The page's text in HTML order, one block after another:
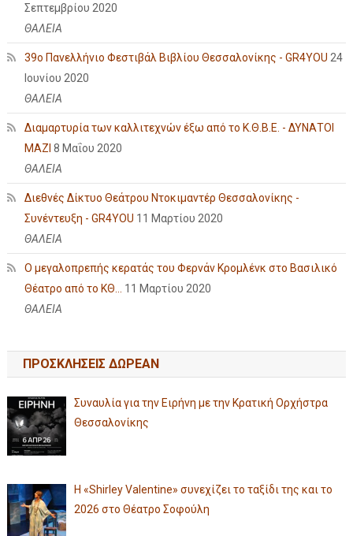
Σεπτεμβρίου 2020
ΘΑΛΕΙΑ
39ο Πανελλήνιο Φεστιβάλ Βιβλίου Θεσσαλονίκης - GR4YOU 24
Ιουνίου 2020
ΘΑΛΕΙΑ
Διαμαρτυρία των καλλιτεχνών έξω από το Κ.Θ.Β.Ε. - ΔΥΝΑΤΟΙ
ΜΑΖΙ 8 Μαΐου 2020
ΘΑΛΕΙΑ
Διεθνές Δίκτυο Θεάτρου Ντοκιμαντέρ Θεσσαλονίκης -
Συνέντευξη - GR4YOU 11 Μαρτίου 2020
ΘΑΛΕΙΑ
Ο μεγαλοπρεπής κερατάς του Φερνάν Κρομλένκ στο Βασιλικό
Θέατρο από το ΚΘ...
11 Μαρτίου 2020
ΘΑΛΕΙΑ
ΠΡΟΣΚΛΗΣΕΙΣ ΔΩΡΕΑΝ
Συναυλία για την Ειρήνη με την Κρατική Ορχήστρα
Θεσσαλονίκης
Η «Shirley Valentine» συνεχίζει το ταξίδι της και το
2026 στο Θέατρο Σοφούλη